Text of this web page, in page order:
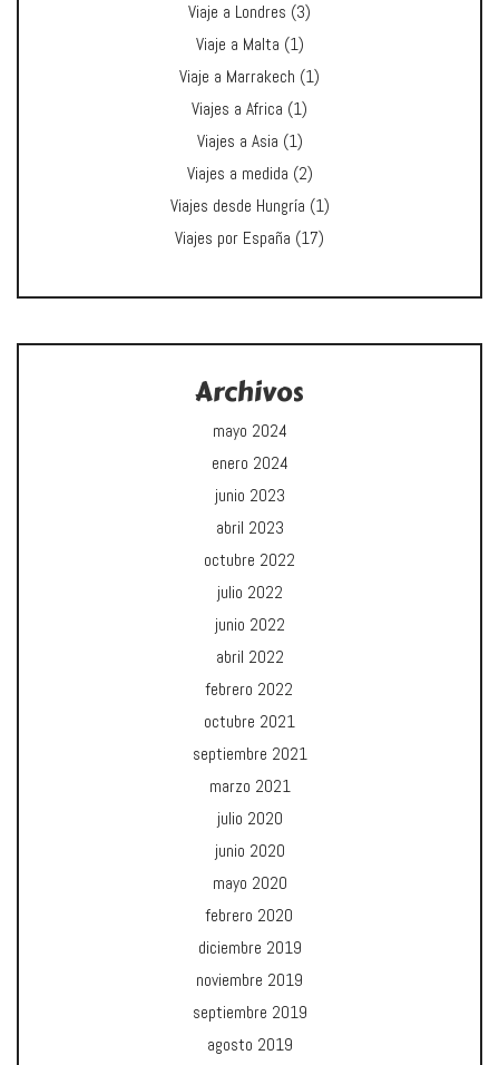
Viaje a Londres (3)
Viaje a Malta (1)
Viaje a Marrakech (1)
Viajes a Africa (1)
Viajes a Asia (1)
Viajes a medida (2)
Viajes desde Hungría (1)
Viajes por España (17)
Archivos
mayo 2024
enero 2024
junio 2023
abril 2023
octubre 2022
julio 2022
junio 2022
abril 2022
febrero 2022
octubre 2021
septiembre 2021
marzo 2021
julio 2020
junio 2020
mayo 2020
febrero 2020
diciembre 2019
noviembre 2019
septiembre 2019
agosto 2019